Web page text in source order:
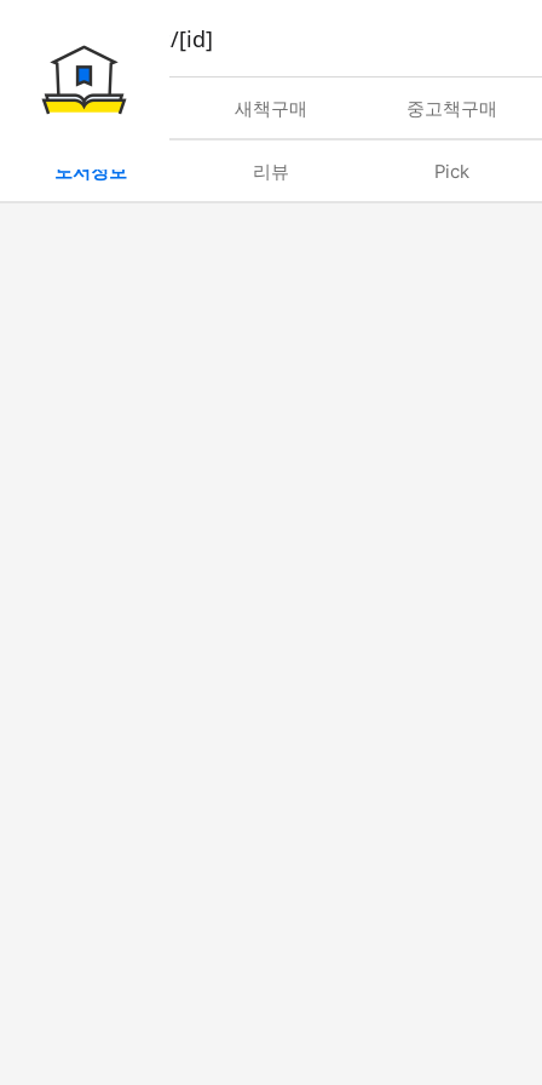
book/rent/[id]
대여 새책구매 중고책구매
도서정보 리뷰 Pick